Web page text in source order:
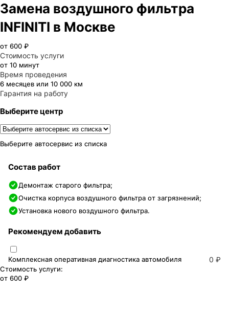
Замена воздушного фильтра
INFINITI в Москве
от 600 ₽
Стоимость услуги
от 10 минут
Время проведения
6 месяцев или 10 000 км
Гарантия на работу
Выберите центр
Выберите автосервис из списка
Состав работ
Демонтаж старого фильтра;
Очистка корпуса воздушного фильтра от загрязнений;
Установка нового воздушного фильтра.
Рекомендуем добавить
Комплексная оперативная диагностика автомобиля 0 ₽
Стоимость услуги:
от 600 ₽